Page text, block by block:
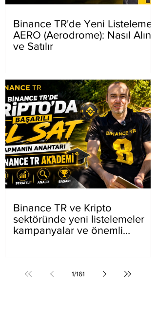
Binance TR'de Yeni Listeleme
AERO (Aerodrome): Nasıl Alınır
ve Satılır
Binance TR ve Kripto
sektöründe yeni listelemeler
kampanyalar ve önemli
1/161